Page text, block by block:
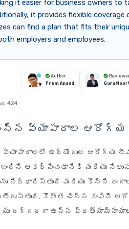
it easier for business owners to
it provides flexible
can find a plan that fits their
employers and employees.
Author
Prem Anand
424
వ్యాపారాల ఆరోగ్య
ఉద్యోగుల ఆరోగ్య బీమా
ఆకర్షించడానికి మరియు
నిర్ధారిస్తుంది మరియు కొన్ని
కొత్త చిన్న కంపెనీ
దగ్గరగా ఉన్న